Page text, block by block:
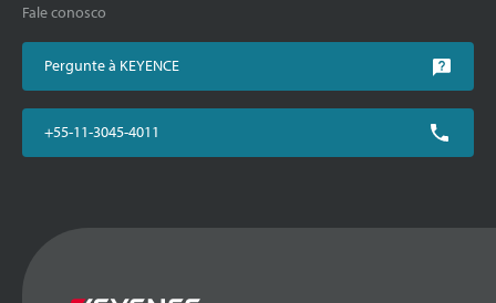
Fale conosco
Pergunte à KEYENCE
+55-11-3045-4011